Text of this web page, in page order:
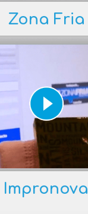
Zona Fria
Impronova